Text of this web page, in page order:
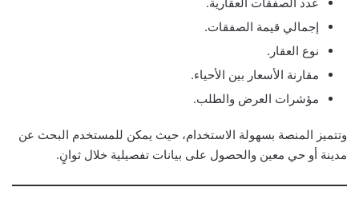
إجمالي قيمة الصفقات.
نوع العقار.
مقارنة الأسعار بين الأحياء.
مؤشرات العرض والطلب.
وتتميز المنصة بسهولة الاستخدام، حيث يمكن للمستخدم البحث عن
مدينة أو حي معين والحصول على بيانات تفصيلية خلال ثوانٍ.